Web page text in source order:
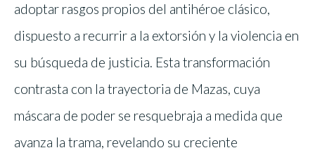
adoptar rasgos propios del antihéroe clásico,
dispuesto a recurrir a la extorsión y la violencia en
su búsqueda de justicia. Esta transformación
contrasta con la trayectoria de Mazas, cuya
máscara de poder se resquebraja a medida que
avanza la trama, revelando su creciente